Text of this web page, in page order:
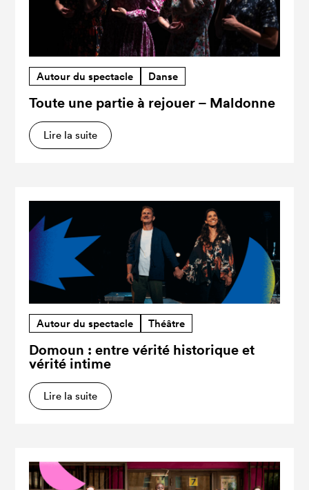
Autour du spectacle Danse
Toute une partie à rejouer – Maldonne
Lire la suite
Autour du spectacle Théâtre
Domoun : entre vérité historique et
vérité intime
Lire la suite